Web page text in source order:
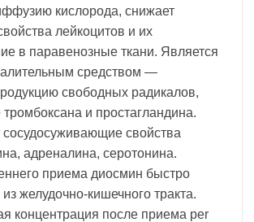
кислорода, снижает
лейкоцитов и их
в паравенозные ткани. Является
средством —
свободных радикалов,
и простагландина.
сосудосуживающие свойства
адреналина, серотонина.
приема диосмин быстро
желудочно-кишечного тракта.
концентрация после приема per